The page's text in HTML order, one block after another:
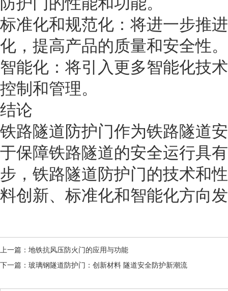
标准化和规范化：将进一步推
化，提高产品的质量和安全性。
智能化：将引入更多智能化技
控制和管理。
结论
铁路隧道防护门作为铁路隧道
于保障铁路隧道的安全运行具
步，铁路隧道防护门的技术和
料创新、标准化和智能化方向
上一篇： 地铁抗风压防火门的应用与功能
下一篇： 玻璃钢隧道防护门：创新材料 隧道安全防护新潮流